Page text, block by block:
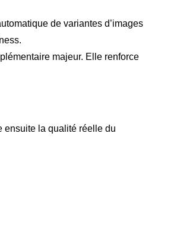
de variantes d’images
majeur. Elle renforce
ensuite la qualité réelle du